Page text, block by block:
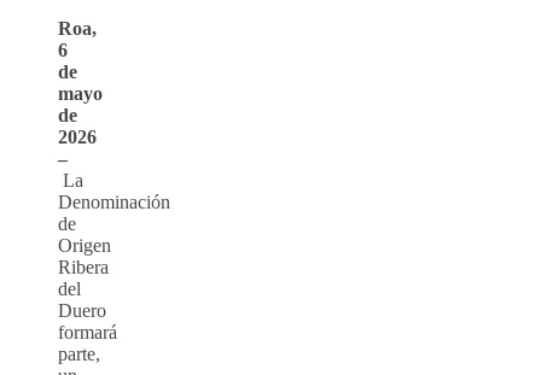
Roa,
6
de
mayo
de
2026
–
La
Denominación
de
Origen
Ribera
del
Duero
formará
parte,